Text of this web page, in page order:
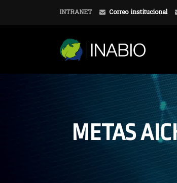
INTRANET Correo institucional
METAS